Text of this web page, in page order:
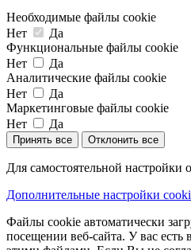
Необходимые файлы cookie
Нет
Да
Функциональные файлы cookie
Нет
Да
Аналитические файлы cookie
Нет
Да
Маркетинговые файлы cookie
Нет
Да
Принять все Отклонить все
Для самостоятельной настройки
Дополнительные настройки
Файлы cookie автоматически
посещении веб-сайта. У вас есть